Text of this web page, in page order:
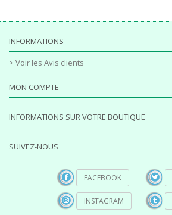
INFORMATIONS
> Voir les Avis clients
MON COMPTE
INFORMATIONS SUR VOTRE BOUTIQUE
SUIVEZ-NOUS
FACEBOOK
INSTAGRAM